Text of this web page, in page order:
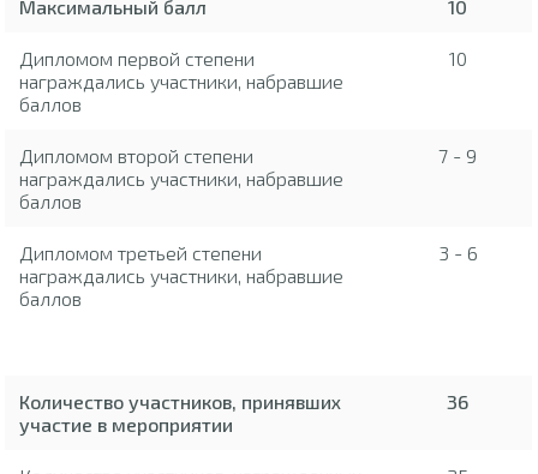
Максимальный балл 10
Дипломом первой степени
награждались участники, набравшие
баллов
10
Дипломом второй степени
награждались участники, набравшие
баллов
7 - 9
Дипломом третьей степени
награждались участники, набравшие
баллов
3 - 6
Количество участников, принявших
участие в мероприятии
36